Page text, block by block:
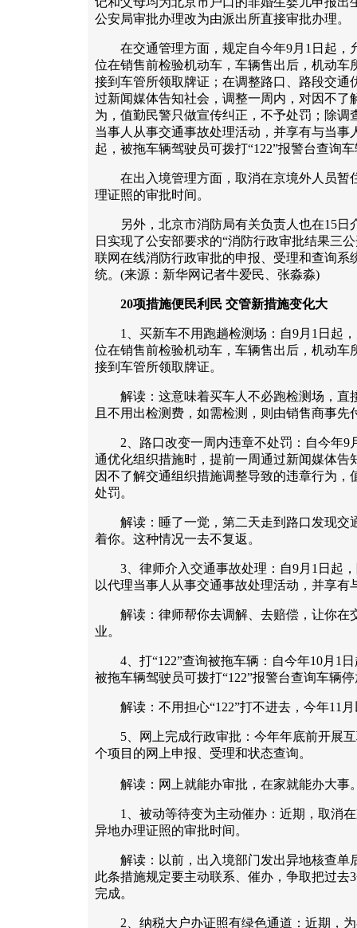
公安局审批办理改为由派出所直接审批办理。
在交通管理方面，规定自今年9月1日起，
位在销售前检验机动车，车辆售出后，机动车
接到车管所领取牌证；在调整路口、路段交通
过新闻媒体告知社会，调整一周内，对因不了
为，值勤民警只做宣传纠正，不予处罚；除调
当事人从事交通事故处理活动，并享有与当事
起，被拖车辆驾驶员可拨打“122”报警台查询
在出入境管理方面，取消在京境外人员暂
理证照的审批时间。
另外，北京市消防局有关负责人也在15日
日实现了公安部要求的“消防行政审批结果三
联网在线消防行政审批的申报、受理和查询系
统。(来源：新华网记者牛爱民、张淼淼)
20项措施便民利民 交管新措施变化大
1、买新车不用跑趟检测场：自9月1日起，
位在销售前检验机动车，车辆售出后，机动车
接到车管所领取牌证。
解读：这意味着买车人不必跑检测场，直
且不用出检测费，如需检测，则由销售商事先
2、路口改变一周内违章不处罚：自今年9
通优化组织措施时，提前一周通过新闻媒体告
因不了解交通组织措施调整导致的违章行为，
处罚。
解读：睡了一觉，第二天走到路口发现交
着你。这种情况一去不复返。
3、律师介入交通事故处理：自9月1日起，
以代理当事人从事交通事故处理活动，并享有
解读：律师帮你去调解、去赔偿，让你在
业。
4、打“122”查询被拖车辆：自今年10月1日
被拖车辆驾驶员可拨打“122”报警台查询车辆
解读：不用担心“122”打不进去，今年11月
5、网上完成行政审批：今年年底前开展互
个项目的网上申报、受理和状态查询。
解读：网上就能办审批，在家就能办大事
1、被动等待变为主动催办：近期，取消在
异地办理证照的审批时间。
解读：以前，出入境部门发出异地核查单
此条措施规定要主动联系、催办，争取把过去
完成。
2、纳税大户办证照有绿色通道：近期，为